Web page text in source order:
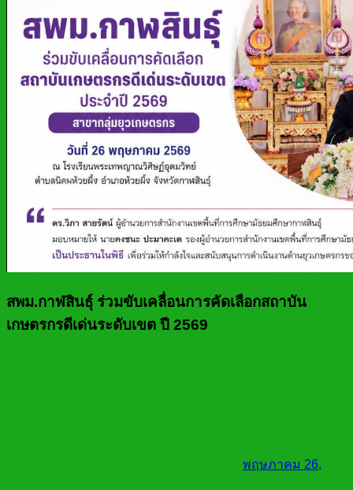
สพม.กาฬสินธุ์ ร่วมขับเคลื่อนการคัดเลือกสถาบัน
เกษตรกรดีเด่นระดับเขต ปี 2569
พฤษภาคม 26,